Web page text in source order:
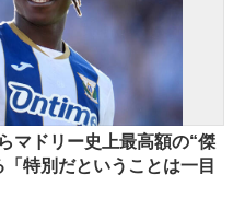
マドリー史上最高額の“傑
特別だということは一目